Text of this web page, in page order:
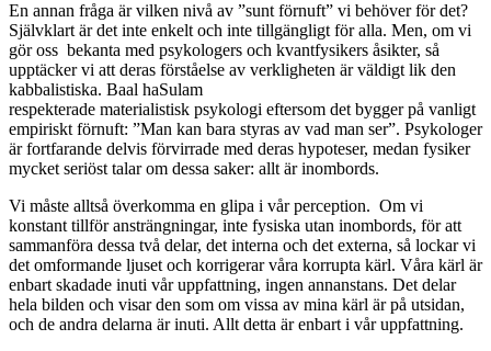
En annan fråga är vilken nivå av ”sunt förnuft” vi behöver för det?
Självklart är det inte enkelt och inte tillgängligt för alla. Men, om vi
gör oss bekanta med psykologers och kvantfysikers åsikter, så
upptäcker vi att deras förståelse av verkligheten är väldigt lik den
kabbalistiska. Baal haSulam
respekterade materialistisk psykologi eftersom det bygger på vanligt
empiriskt förnuft: ”Man kan bara styras av vad man ser”. Psykologer
är fortfarande delvis förvirrade med deras hypoteser, medan fysiker
mycket seriöst talar om dessa saker: allt är inombords.
Vi måste alltså överkomma en glipa i vår perception. Om vi
konstant tillför ansträngningar, inte fysiska utan inombords, för att
sammanföra dessa två delar, det interna och det externa, så lockar vi
det omformande ljuset och korrigerar våra korrupta kärl. Våra kärl är
enbart skadade inuti vår uppfattning, ingen annanstans. Det delar
hela bilden och visar den som om vissa av mina kärl är på utsidan,
och de andra delarna är inuti. Allt detta är enbart i vår uppfattning.